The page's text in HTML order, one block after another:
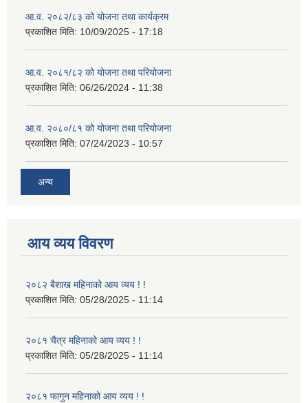
आ.व. २०८२/८३ को योजना तथा कार्यक्रम
प्रकाशित मिति: 10/09/2025 - 17:18
आ.व. २०८१/८२ को योजना तथा परियोजना
प्रकाशित मिति: 06/26/2024 - 11:38
आ.व. २०८०/८१ को योजना तथा परियोजना
प्रकाशित मिति: 07/24/2023 - 10:57
अन्य
आय व्यय विवरण
२०८२ बैशाख महिनाको आय व्यय ! !
प्रकाशित मिति: 05/28/2025 - 11:14
२०८१ चैत्र महिनाको आय व्यय ! !
प्रकाशित मिति: 05/28/2025 - 11:14
२०८१ फागुन महिनाको आय व्यय ! !